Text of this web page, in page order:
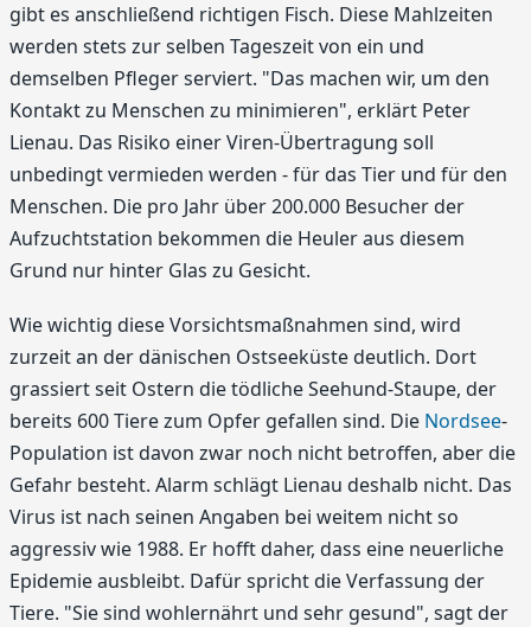
gibt es anschließend richtigen Fisch. Diese Mahlzeiten
werden stets zur selben Tageszeit von ein und
demselben Pfleger serviert. "Das machen wir, um den
Kontakt zu Menschen zu minimieren", erklärt Peter
Lienau. Das Risiko einer Viren-Übertragung soll
unbedingt vermieden werden - für das Tier und für den
Menschen. Die pro Jahr über 200.000 Besucher der
Aufzuchtstation bekommen die Heuler aus diesem
Grund nur hinter Glas zu Gesicht.
Wie wichtig diese Vorsichtsmaßnahmen sind, wird
zurzeit an der dänischen Ostseeküste deutlich. Dort
grassiert seit Ostern die tödliche Seehund-Staupe, der
bereits 600 Tiere zum Opfer gefallen sind. Die Nordsee-
Population ist davon zwar noch nicht betroffen, aber die
Gefahr besteht. Alarm schlägt Lienau deshalb nicht. Das
Virus ist nach seinen Angaben bei weitem nicht so
aggressiv wie 1988. Er hofft daher, dass eine neuerliche
Epidemie ausbleibt. Dafür spricht die Verfassung der
Tiere. "Sie sind wohlernährt und sehr gesund", sagt der